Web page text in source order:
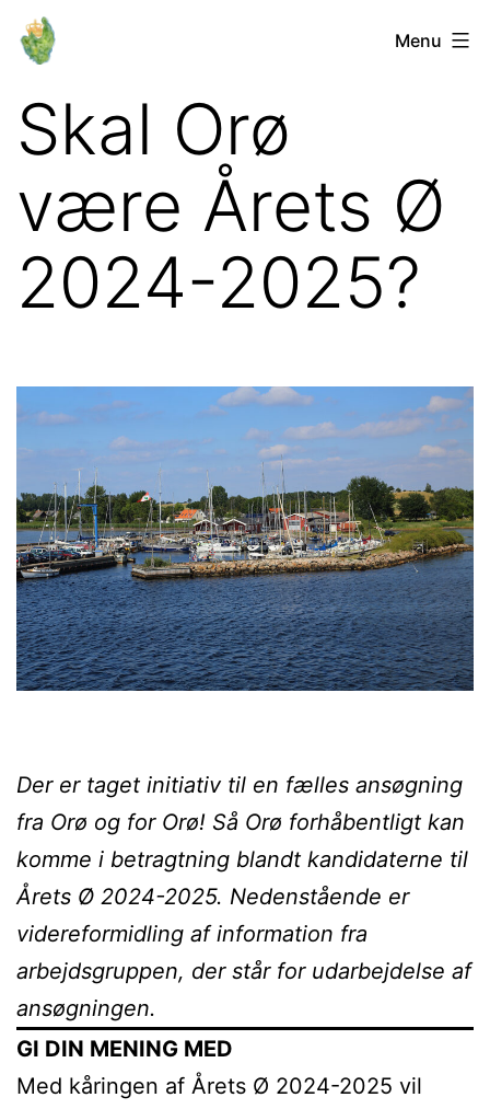
Fortsæt
Orø
Menu
Skal Orø
være Årets Ø
2024-2025?
Der er taget initiativ til en fælles ansøgning
fra Orø og for Orø! Så Orø forhåbentligt kan
komme i betragtning blandt kandidaterne til
Årets Ø 2024-2025. Nedenstående er
videreformidling af information fra
arbejdsgruppen, der står for udarbejdelse af
ansøgningen.
GI DIN MENING MED
Med kåringen af Årets Ø 2024-2025 vil